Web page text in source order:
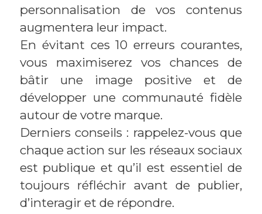
personnalisation de vos contenus
augmentera leur impact.
En évitant ces 10 erreurs courantes,
vous maximiserez vos chances de
bâtir une image positive et de
développer une communauté fidèle
autour de votre marque.
Derniers conseils : rappelez-vous que
chaque action sur les réseaux sociaux
est publique et qu’il est essentiel de
toujours réfléchir avant de publier,
d’interagir et de répondre.